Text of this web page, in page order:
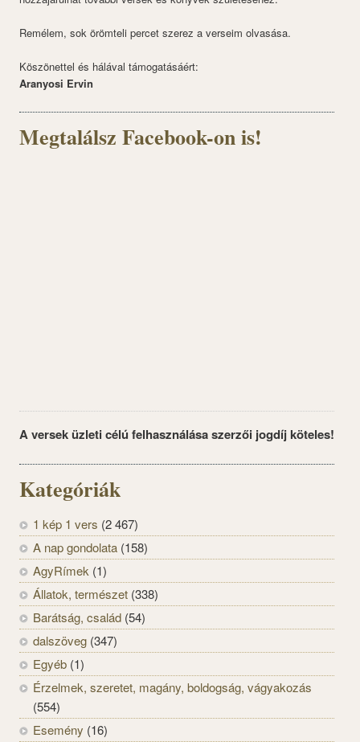
Remélem, sok örömteli percet szerez a verseim olvasása.
Köszönettel és hálával támogatásáért:
Aranyosi Ervin
Megtalálsz Facebook-on is!
A versek üzleti célú felhasználása szerzői jogdíj köteles!
Kategóriák
1 kép 1 vers (2 467)
A nap gondolata (158)
AgyRímek (1)
Állatok, természet (338)
Barátság, család (54)
dalszöveg (347)
Egyéb (1)
Érzelmek, szeretet, magány, boldogság, vágyakozás
(554)
Esemény (16)